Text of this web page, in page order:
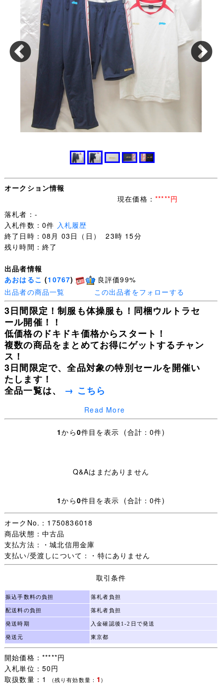
オークション情報
現在価格： *****円
落札者：-
入札件数：0件 入札履歴
終了日時：08月 03日（日） 23時 15分
残り時間：終了
出品者情報
あおはるこ (10767)
良評価99%
出品者の商品一覧
この出品者をフォローする
3日間限定！制服も体操服も！同梱ウルトラセ
ール開催！！
低価格のドキドキ価格からスタート！
複数の商品をまとめてお得にゲットするチャン
ス！
3日間限定で、全品対象の特別セールを開催い
たします！
全品一覧は、
→ こちら
皆様の入札を心よりお待ちしております！
※半袖Tシャツ・L/実寸サイズ/ 着丈約68cm、身幅約
51cm
※ハーフパンツ・LL/実寸サイズ/ ウエスト約66-90cm、
股下約25cm
※ジャージ下・L/実寸サイズ/ ウエスト約64-88cm、股下
状態/ 記名刺繍があります。
■配送方法■
①クリックポスト
Read More
1から0件目を表示 (合計：0件)
Q&Aはまだありません
1から0件目を表示 (合計：0件)
オークNo.：1750836018
商品状態：中古品
支払方法：・城北信用金庫
支払い/受渡しについて：・特にありません
取引条件
振込手数料の負担 落札者負担
配送料の負担 落札者負担
発送時期 入金確認後1-2日で発送
発送元 東京都
開始価格：*****円
入札単位：50円
取扱数量：1
(残り有効数量： 1)